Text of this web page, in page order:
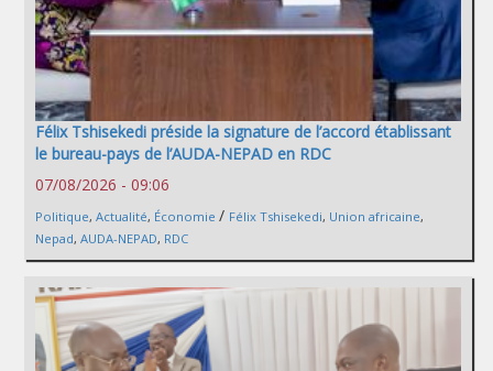
Félix Tshisekedi préside la signature de l’accord établissant
le bureau-pays de l’AUDA-NEPAD en RDC
07/08/2026 - 09:06
Politique, Actualité, Économie / Félix Tshisekedi, Union africaine,
Nepad, AUDA-NEPAD, RDC